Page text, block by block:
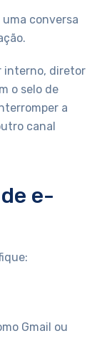
conversa
interno, diretor
o selo de
a
canal
e-
Gmail ou